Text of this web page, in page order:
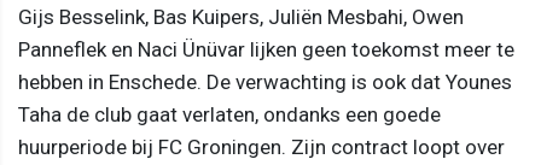
Gijs Besselink, Bas Kuipers, Juliën Mesbahi, Owen
Panneflek en Naci Ünüvar lijken geen toekomst meer te
hebben in Enschede. De verwachting is ook dat Younes
Taha de club gaat verlaten, ondanks een goede
huurperiode bij FC Groningen. Zijn contract loopt over